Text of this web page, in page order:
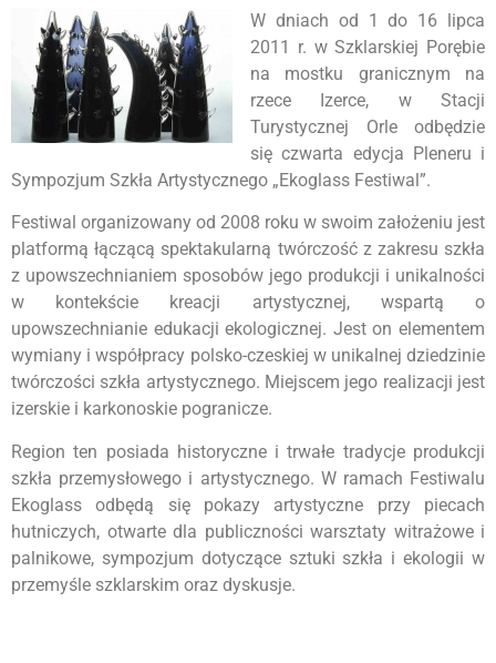
W dniach od 1 do 16 lipca
2011 r. w Szklarskiej Porębie
na mostku granicznym na
rzece Izerce, w Stacji
Turystycznej Orle odbędzie
się czwarta edycja Pleneru i
Sympozjum Szkła Artystycznego „Ekoglass Festiwal”.
Festiwal organizowany od 2008 roku w swoim założeniu jest
platformą łączącą spektakularną twórczość z zakresu szkła
z upowszechnianiem sposobów jego produkcji i unikalności
w kontekście kreacji artystycznej, wspartą o
upowszechnianie edukacji ekologicznej. Jest on elementem
wymiany i współpracy polsko-czeskiej w unikalnej dziedzinie
twórczości szkła artystycznego. Miejscem jego realizacji jest
izerskie i karkonoskie pogranicze.
Region ten posiada historyczne i trwałe tradycje produkcji
szkła przemysłowego i artystycznego. W ramach Festiwalu
Ekoglass odbędą się pokazy artystyczne przy piecach
hutniczych, otwarte dla publiczności warsztaty witrażowe i
palnikowe, sympozjum dotyczące sztuki szkła i ekologii w
przemyśle szklarskim oraz dyskusje.